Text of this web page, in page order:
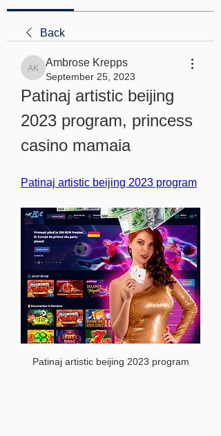
Back
Ambrose Krepps
Ambrose Krepps
September 25, 2023
Patinaj artistic beijing
2023 program, princess
casino mamaia
Patinaj artistic beijing 2023 program
Patinaj artistic beijing 2023 program